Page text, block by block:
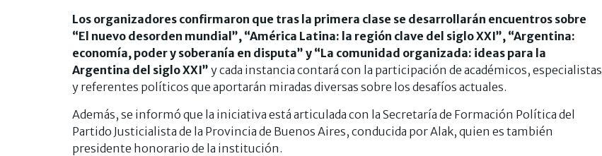
Los organizadores confirmaron que tras la primera clase se desarrollarán encuentros sobre
“El nuevo desorden mundial”, “América Latina: la región clave del siglo XXI”, “Argentina:
economía, poder y soberanía en disputa” y “La comunidad organizada: ideas para la
Argentina del siglo XXI” y cada instancia contará con la participación de académicos, especialistas
y referentes políticos que aportarán miradas diversas sobre los desafíos actuales.
Además, se informó que la iniciativa está articulada con la Secretaría de Formación Política del
Partido Justicialista de la Provincia de Buenos Aires, conducida por Alak, quien es también
presidente honorario de la institución.